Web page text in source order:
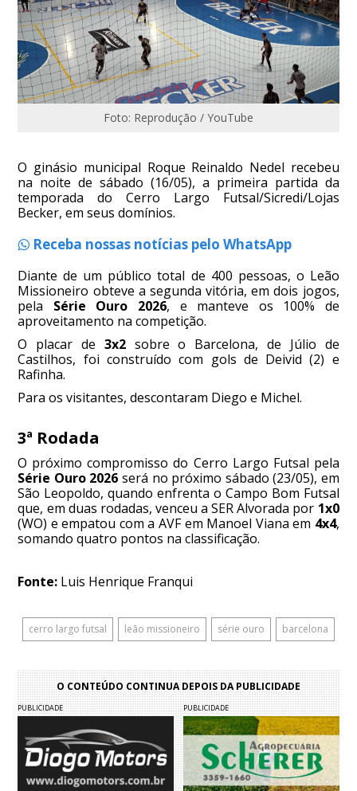
Foto: Reprodução / YouTube
O ginásio municipal Roque Reinaldo Nedel recebeu
na noite de sábado (16/05), a primeira partida da
temporada do Cerro Largo Futsal/Sicredi/Lojas
Becker, em seus domínios.
Receba nossas notícias pelo WhatsApp
Diante de um público total de 400 pessoas, o Leão
Missioneiro obteve a segunda vitória, em dois jogos,
pela Série Ouro 2026, e manteve os 100% de
aproveitamento na competição.
O placar de 3x2sobre o Barcelona, de Júlio de
Castilhos, foi construído com gols de Deivid (2) e
Rafinha.
Para os visitantes, descontaram Diego e Michel.
3ª Rodada
O próximo compromisso do Cerro Largo Futsal pela
Série Ouro 2026 será no próximo sábado (23/05), em
São Leopoldo, quando enfrenta o Campo Bom Futsal
que, em duas rodadas, venceu a SER Alvorada por 1x0
(WO) e empatou com a AVF em Manoel Viana em 4x4,
somando quatro pontos na classificação.
Fonte: Luis Henrique Franqui
cerro largo futsal leão missioneiro série ouro barcelona
O CONTEÚDO CONTINUA DEPOIS DA PUBLICIDADE
PUBLICIDADE PUBLICIDADE